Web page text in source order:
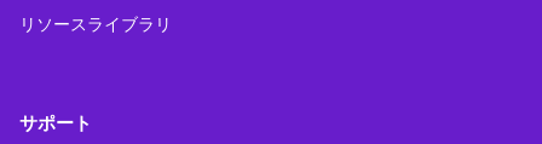
リソースライブラリ
サポート